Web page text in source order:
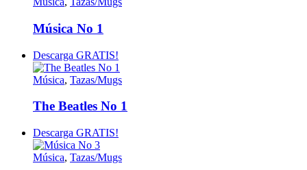
Música No 1
Descarga GRATIS!
Música, Tazas/Mugs
The Beatles No 1
Descarga GRATIS!
Música, Tazas/Mugs